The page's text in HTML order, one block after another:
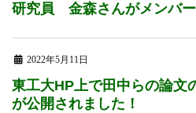
研究員 金森さんがメンバー
2022年5月11日
東工大HP上で田中らの論文
が公開されました！